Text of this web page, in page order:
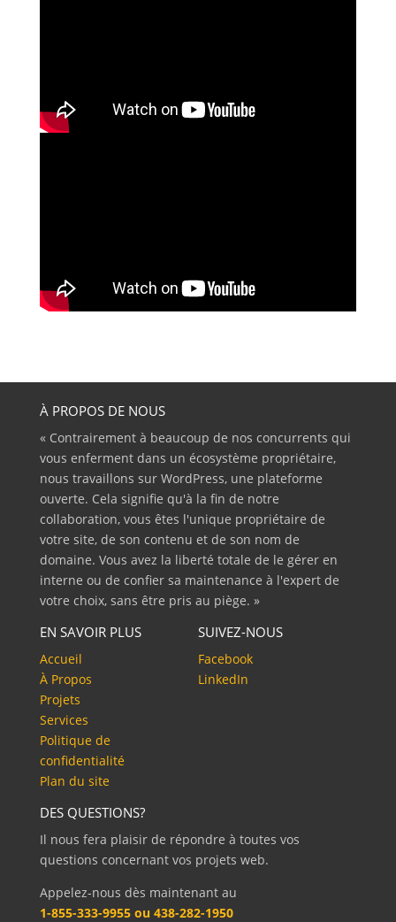
À PROPOS DE NOUS
« Contrairement à beaucoup de nos concurrents qui
vous enferment dans un écosystème propriétaire,
nous travaillons sur WordPress, une plateforme
ouverte. Cela signifie qu'à la fin de notre
collaboration, vous êtes l'unique propriétaire de
votre site, de son contenu et de son nom de
domaine. Vous avez la liberté totale de le gérer en
interne ou de confier sa maintenance à l'expert de
votre choix, sans être pris au piège. »
EN SAVOIR PLUS
Accueil
À Propos
Projets
Services
Politique de
confidentialité
Plan du site
SUIVEZ-NOUS
Facebook
LinkedIn
DES QUESTIONS?
Il nous fera plaisir de répondre à toutes vos
questions concernant vos projets web.
Appelez-nous dès maintenant au
1-855-333-9955 ou 438-282-1950